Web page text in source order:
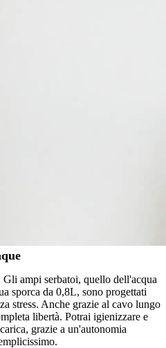
ampi serbatoi, quello dell'acqua
sporca da 0,8L, sono progettati
stress. Anche grazie al cavo lungo
libertà. Potrai igienizzare e
grazie a un'autonomia